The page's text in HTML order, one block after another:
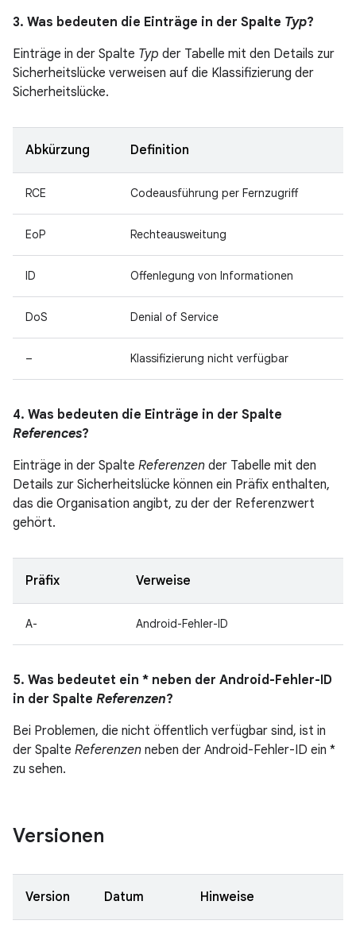
3. Was bedeuten die Einträge in der Spalte Typ?
Einträge in der Spalte Typ der Tabelle mit den Details zur
Sicherheitslücke verweisen auf die Klassifizierung der
Sicherheitslücke.
Abkürzung Definition
RCE Codeausführung per Fernzugriff
EoP Rechteausweitung
ID Offenlegung von Informationen
DoS Denial of Service
– Klassifizierung nicht verfügbar
4. Was bedeuten die Einträge in der Spalte
References?
Einträge in der Spalte Referenzen der Tabelle mit den
Details zur Sicherheitslücke können ein Präfix enthalten,
das die Organisation angibt, zu der der Referenzwert
gehört.
Präfix Verweise
A- Android-Fehler-ID
5. Was bedeutet ein * neben der Android-Fehler-ID
in der Spalte Referenzen?
Bei Problemen, die nicht öffentlich verfügbar sind, ist in
der Spalte Referenzen neben der Android-Fehler-ID ein *
zu sehen.
Versionen
Version Datum Hinweise